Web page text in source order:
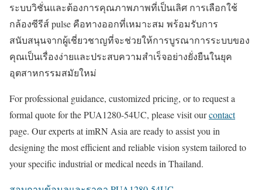
ระบบวิชั่นและต้องการคุณภาพภาพที่เป็นเลิศ การเลือกใช้
กล้องซีรีส์ pulse คือทางออกที่เหมาะสม พร้อมรับการ
สนับสนุนจากผู้เชี่ยวชาญที่จะช่วยให้การบูรณาการระบบของ
คุณเป็นเรื่องง่ายและประสบความสำเร็จอย่างยั่งยืนในยุค
อุตสาหกรรมสมัยใหม่
For professional guidance, customized pricing, or to request a
formal quote for the PUA1280-54UC, please visit ourcontact
page. Our experts at imRN Asia are ready to assist you in
designing the most efficient and reliable vision system tailored to
your specific industrial or medical needs in Thailand.